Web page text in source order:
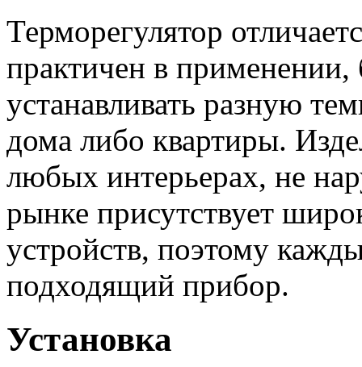
Терморегулятор
практичен в применении,
устанавливать разную
дома либо квартиры.
любых интерьерах, не
рынке присутствует
устройств, поэтому
подходящий прибор.
Установка